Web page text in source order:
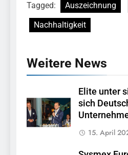
Tagged: Auszeichnung
Nachhaltigkeit
Weitere News
Elite unter
sich
15. April